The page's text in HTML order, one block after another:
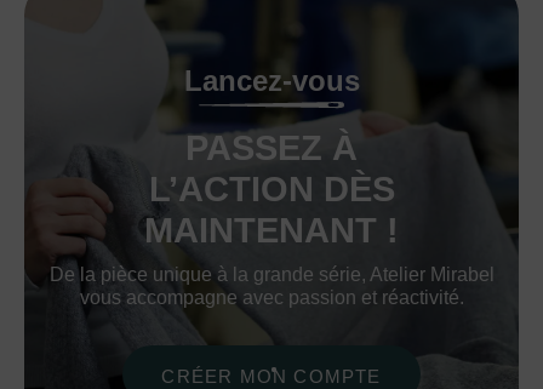
Lancez-vous
PASSEZ À
L’ACTION DÈS
MAINTENANT !
De la pièce unique à la grande série, Atelier Mirabel
vous accompagne avec passion et réactivité.
CRÉER MON COMPTE